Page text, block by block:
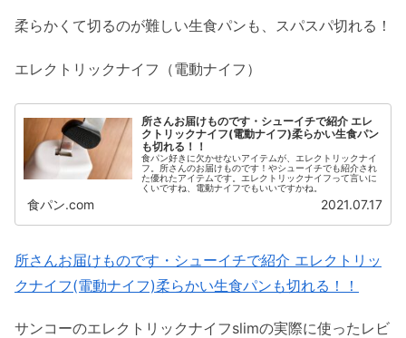
柔らかくて切るのが難しい生食パンも、スパスパ切れる！
エレクトリックナイフ（電動ナイフ）
所さんお届けものです・シューイチで紹介 エレ
クトリックナイフ(電動ナイフ)柔らかい生食パン
も切れる！！
食パン好きに欠かせないアイテムが、エレクトリックナイ
フ。所さんのお届けものです！やシューイチでも紹介され
た優れたアイテムです。エレクトリックナイフって言いに
くいですね、電動ナイフでもいいですかね。
食パン.com 2021.07.17
所さんお届けものです・シューイチで紹介 エレクトリッ
クナイフ(電動ナイフ)柔らかい生食パンも切れる！！
サンコーのエレクトリックナイフslimの実際に使ったレビ